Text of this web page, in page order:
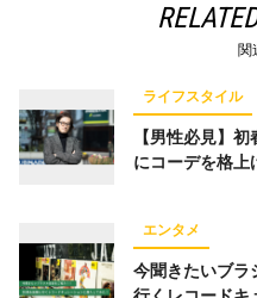
関
ライフスタイル
【男性必見】
にコーデを格上
エンタメ
今聞きたいブラ